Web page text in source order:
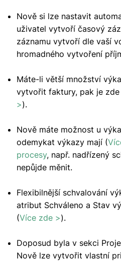
Nově si lze nastavit
uživatel vytvoří časový
záznamu vytvoří dle vaší
hromadného vytvoření
Máte-li větší množství
vytvořit faktury, pak je
>).
Nově máte možnost u
odemykat výkazy mají (
procesy, např. nadřízený
nepůjde měnit.
Flexibilnější schvalování
atribut Schváleno a Stav
(Více zde >).
Doposud byla v sekci
Nově lze vytvořit vlastní